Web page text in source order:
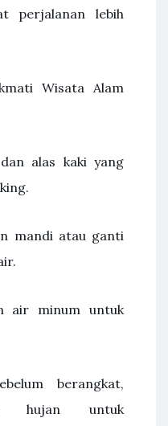
perjalanan lebih
Wisata Alam
alas kaki yang
mandi atau ganti
air minum untuk
berangkat,
hujan untuk